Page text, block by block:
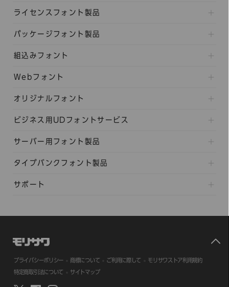
ライセンスフォント製品
パッケージフォント製品
組込みフォント
Webフォント
オリジナルフォント
ビジネス用UDフォントサービス
サーバー用フォント製品
タイプバンクフォント製品
サポート
プライバシーポリシー 商標について ご利用に際して モリサワストア利用規約
特定商取引法について サイトマップ